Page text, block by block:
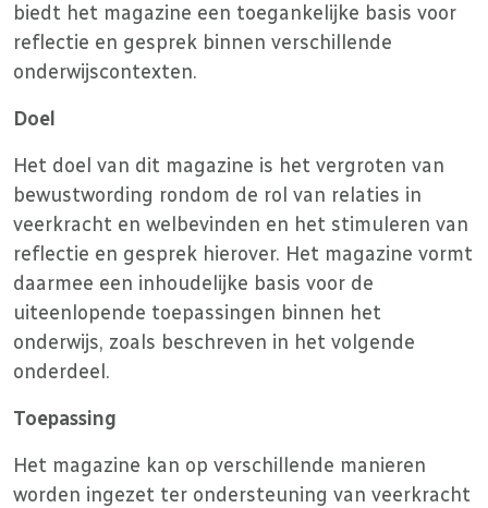
biedt het magazine een toegankelijke basis voor
reflectie en gesprek binnen verschillende
onderwijscontexten.
Doel
Het doel van dit magazine is het vergroten van
bewustwording rondom de rol van relaties in
veerkracht en welbevinden en het stimuleren van
reflectie en gesprek hierover. Het magazine vormt
daarmee een inhoudelijke basis voor de
uiteenlopende toepassingen binnen het
onderwijs, zoals beschreven in het volgende
onderdeel.
Toepassing
Het magazine kan op verschillende manieren
worden ingezet ter ondersteuning van veerkracht